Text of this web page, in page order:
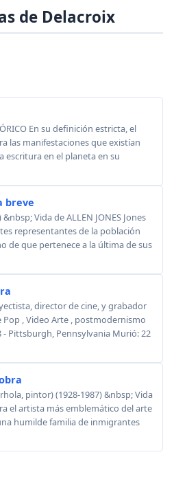
de Delacroix
En su definición estricta, el
las manifestaciones que existían
escritura en el planeta en su
breve
Vida de ALLEN JONES Jones
representantes de la población
de que pertenece a la última de sus
director de cine, y grabador
, Video Arte , postmodernismo
- Pittsburgh, Pennsylvania Murió: 22
pintor) (1928-1987) &nbsp; Vida
el artista más emblemático del arte
humilde familia de inmigrantes